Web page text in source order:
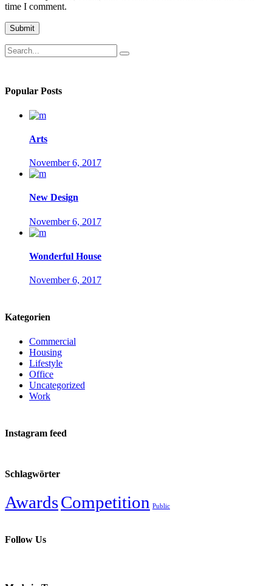
time I comment.
Search
for:
Popular Posts
Arts
November 6, 2017
New Design
November 6, 2017
Wonderful House
November 6, 2017
Kategorien
Commercial
Housing
Lifestyle
Office
Uncategorized
Work
Instagram feed
Schlagwörter
AwardsCompetition Public
Follow Us